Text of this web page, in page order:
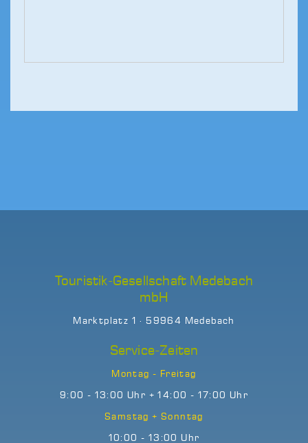
Touristik-Gesellschaft Medebach
mbH
Marktplatz 1 · 59964 Medebach
Service-Zeiten
Montag - Freitag
9:00 - 13:00 Uhr + 14:00 - 17:00 Uhr
Samstag + Sonntag
10:00 - 13:00 Uhr